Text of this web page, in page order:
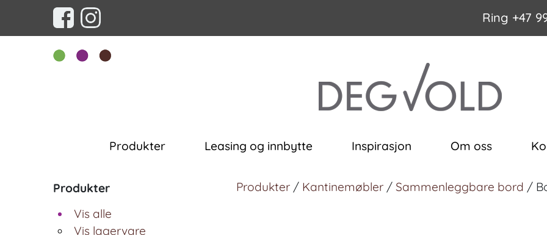
Ring +47
Produkter Leasing og innbytte Inspirasjon Om oss
Produkter
Vis alle
Vis lagervare
Produkter / Kantinemøbler / Sammenleggbare bord /